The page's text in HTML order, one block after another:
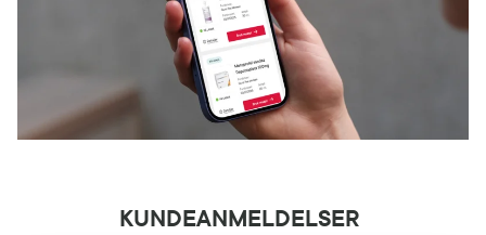
KUNDEANMELDELSER